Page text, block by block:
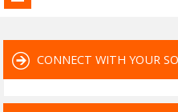
CONNECT WITH YOUR